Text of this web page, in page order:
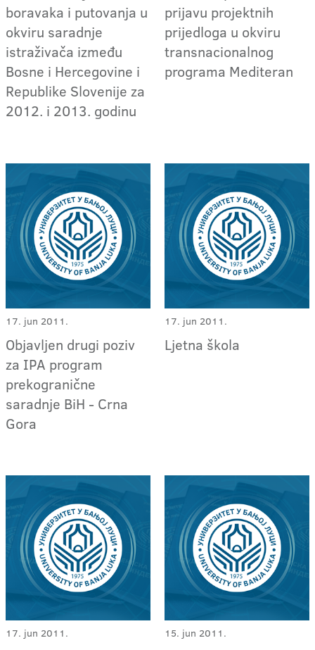
boravaka i putovanja u
okviru saradnje
istraživača između
Bosne i Hercegovine i
Republike Slovenije za
2012. i 2013. godinu
prijavu projektnih
prijedloga u okviru
transnacionalnog
programa Mediteran
17. jun 2011.
Objavljen drugi poziv
za IPA program
prekogranične
saradnje BiH - Crna
Gora
17. jun 2011.
Ljetna škola
17. jun 2011. 15. jun 2011.